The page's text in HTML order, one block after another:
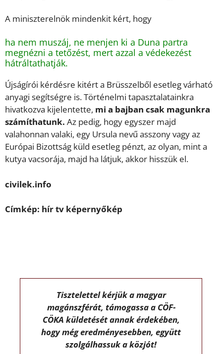
A miniszterelnök mindenkit kért, hogy
ha nem muszáj, ne menjen ki a Duna partra
megnézni a tetőzést, mert azzal a védekezést
hátráltathatják.
Újságírói kérdésre kitért a Brüsszelből esetleg várható
anyagi segítségre is. Történelmi tapasztalatainkra
hivatkozva kijelentette, mi a bajban csak magunkra
számíthatunk. Az pedig, hogy egyszer majd
valahonnan valaki, egy Ursula nevű asszony vagy az
Európai Bizottság küld esetleg pénzt, az olyan, mint a
kutya vacsorája, majd ha látjuk, akkor hisszük el.
civilek.info
Címkép: hír tv képernyőkép
Tisztelettel kérjük a magyar
magánszférát, támogassa a CÖF-
CÖKA küldetését annak érdekében,
hogy még eredményesebben, együtt
szolgálhassuk a közjót!